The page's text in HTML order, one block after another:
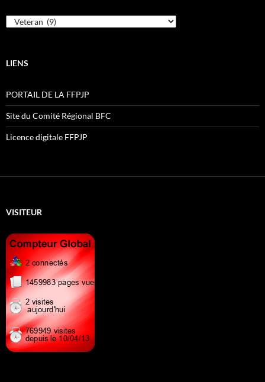
Catégories
LIENS
PORTAIL DE LA FFPJP
Site du Comité Régional BFC
Licence digitale FFPJP
VISITEUR